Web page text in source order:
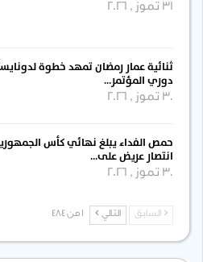
31 تموز , 2026
ثنائية عمار رمضان تمهد خطوة
دوري المؤتمر…
30 تموز , 2026
حمص الفداء يبلغ نهائي كأس
انتصار عريض على…
30 تموز , 2026
السابق التالي